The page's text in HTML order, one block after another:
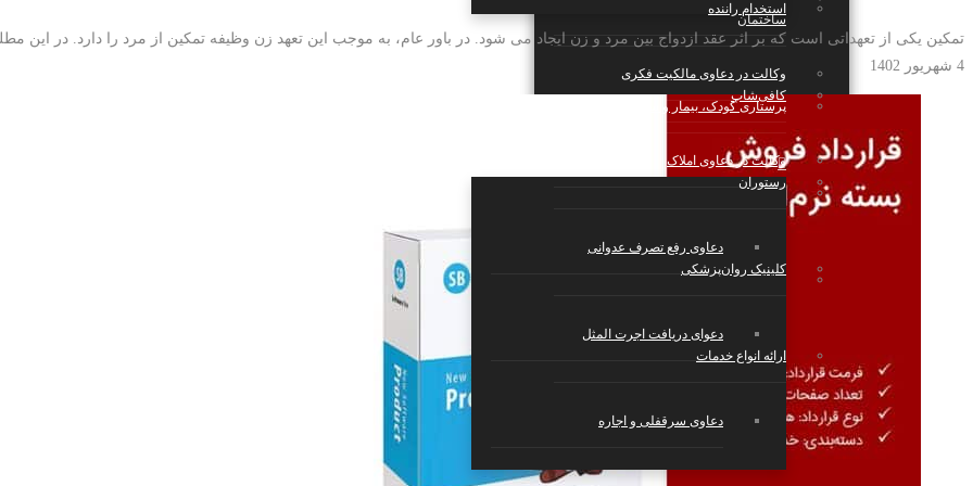
ساختمان
پرستاری کودک، بیمار و سالمند
بازی و سرگرمی
استارتاپ‌ها، شرکت‌های تکنولوژی و دانش
وکالت در دعاوی مالکیت فکری
وکالت در دعاوی املاک
دعاوی رفع تصرف عدوانی
دعوای دریافت اجرت المثل
دعاوی سرقفلی و اجاره
استخدام راننده
کافی‌شاپ
رستوران
کلینیک روان‌پزشکی
ارائه انواع خدمات
تمکین یکی از تعهداتی است که بر اثر عقد ازدواج بین مرد و زن ایجاد می شود. در باور عام، به موجب این تعهد زن وظیفه تمکین از مرد را دارد. در این
4 شهریور 1402